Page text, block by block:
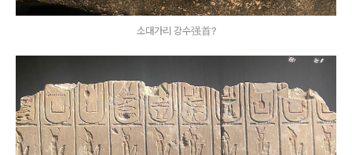
소대가리 강수强首?